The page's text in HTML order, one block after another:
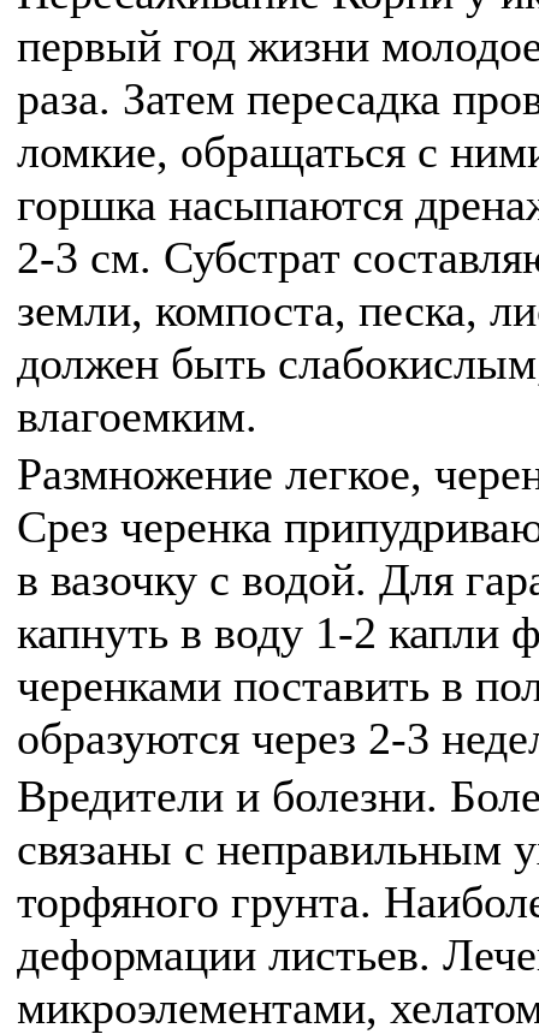
первый год жизни
раза. Затем пересадка
ломкие, обращаться с
горшка насыпаются
2-3 см. Субстрат
земли, компоста, песка,
должен быть
влагоемким.
Размножение легкое,
Срез черенка
в вазочку с водой. Для
капнуть в воду 1-2 капли
черенками поставить в
образуются через 2-3
Вредители и болезни.
связаны с неправильным
торфяного грунта.
деформации листьев.
микроэлементами,